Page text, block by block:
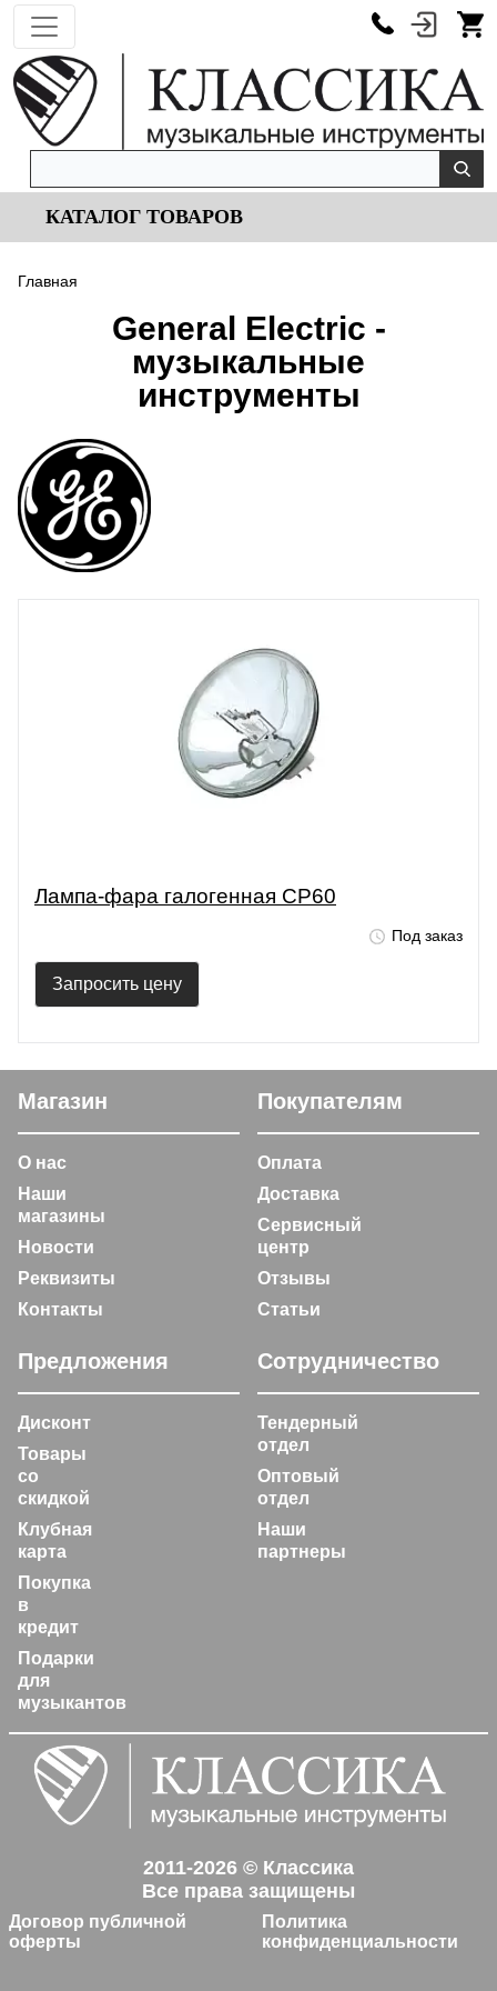
КАТАЛОГ ТОВАРОВ
Главная
General Electric -
музыкальные
инструменты
Лампа-фара галогенная CP60
Под заказ
Запросить цену
Магазин
О нас
Наши
магазины
Новости
Реквизиты
Контакты
Покупателям
Оплата
Доставка
Сервисный
центр
Отзывы
Статьи
Предложения
Дисконт
Товары
со
скидкой
Клубная
карта
Покупка
в
кредит
Подарки
для
музыкантов
Сотрудничество
Тендерный
отдел
Оптовый
отдел
Наши
партнеры
2011-2026 © Классика
Все права защищены
Договор публичной
оферты
Политика
конфиденциальности